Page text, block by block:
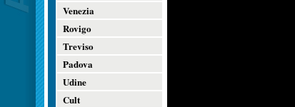
Venezia
Rovigo
Treviso
Padova
Udine
Cult